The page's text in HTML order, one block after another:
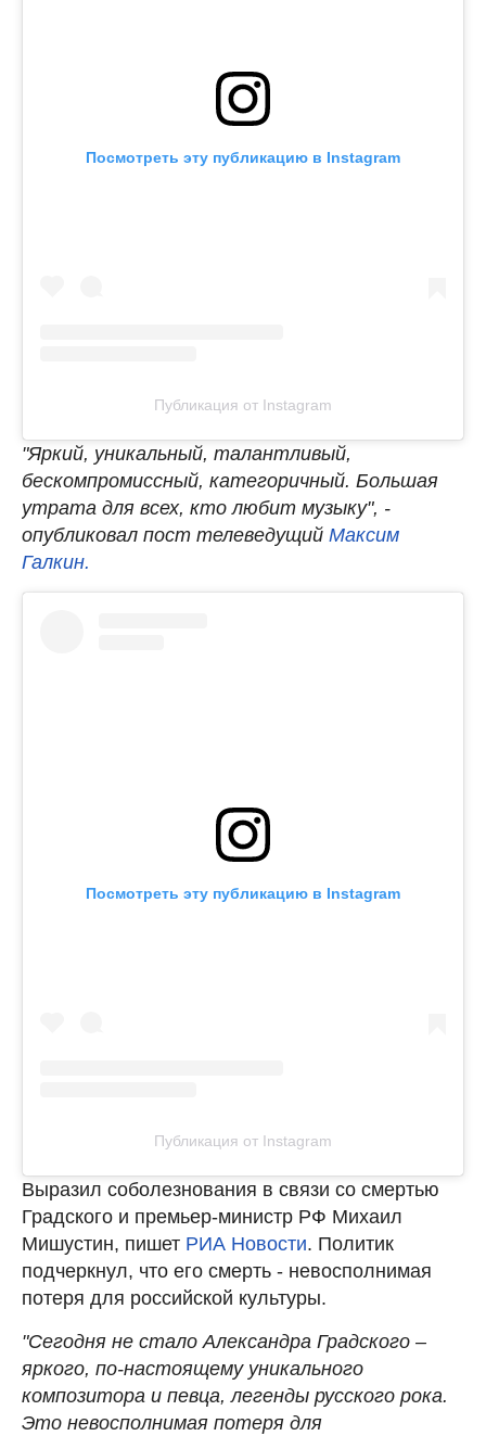
Посмотреть эту публикацию в Instagram
Публикация от Instagram
"Яркий, уникальный, талантливый,
бескомпромиссный, категоричный. Большая
утрата для всех, кто любит музыку", -
опубликовал пост телеведущий Максим
Галкин.
Посмотреть эту публикацию в Instagram
Публикация от Instagram
Выразил соболезнования в связи со смертью
Градского и премьер-министр РФ Михаил
Мишустин, пишет РИА Новости. Политик
подчеркнул, что его смерть - невосполнимая
потеря для российской культуры.
"Сегодня не стало Александра Градского –
яркого, по-настоящему уникального
композитора и певца, легенды русского рока.
Это невосполнимая потеря для